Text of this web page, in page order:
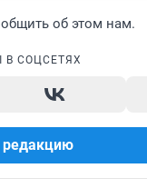
об этом нам.
В СОЦСЕТЯХ
редакцию